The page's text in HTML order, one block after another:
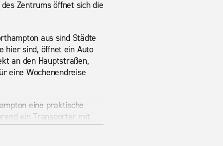
Zentrums öffnet sich die
aus sind Städte
hier sind, öffnet ein Auto
an den Hauptstraßen,
eine Wochenendreise
eine praktische
ein Transporter mit
ein 7- oder 9-Sitzer-
Kettering und